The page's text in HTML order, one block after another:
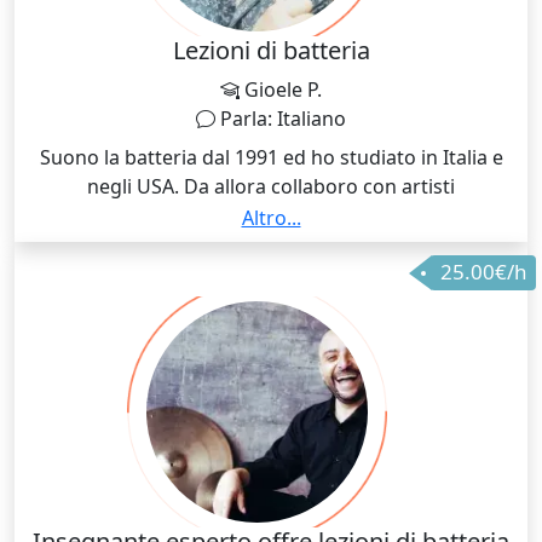
Lezioni di batteria
Gioele P.
Parla: Italiano
Suono la batteria dal 1991 ed ho studiato in Italia e
negli USA. Da allora collaboro con artisti
internazionali come Joe Lally, Idris Ackamoor & The
Pyramids, Will Bernard, Danilo Gallo e tanti altri Da
più di 20 anni insegno sia nelle scuole che
privatamente. Scegliere me come tuo insegnante di
batteria significa accedere a un bagaglio unico di
esperienze maturate in più di tre decenni passati a
suonare con artisti di fama mondiale. Durante le
lezioni, ti condurrò attraverso un percorso dinamico,
affrontando una vasta gamma di stili musicali e
tecniche imparate sul campo. La mia specificità come
insegnante privato risiede nella capacità di rendere
l'apprendimento della batteria coinvolgente,
Altro...
25.00€/h